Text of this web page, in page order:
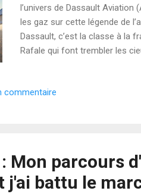
l’univers de Dassault
les gaz sur cette légende de
Dassault, c’est la classe à la
Rafale qui font trembler les
export) et 31 Falcon. Le
commentaire
Mon parcours
j'ai battu le